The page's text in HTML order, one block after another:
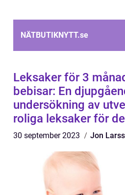
NÄTBUTIKNYTT.se
Leksaker för 3
bebisar: En
undersökning av
roliga leksaker för
30 september 2023 Jon